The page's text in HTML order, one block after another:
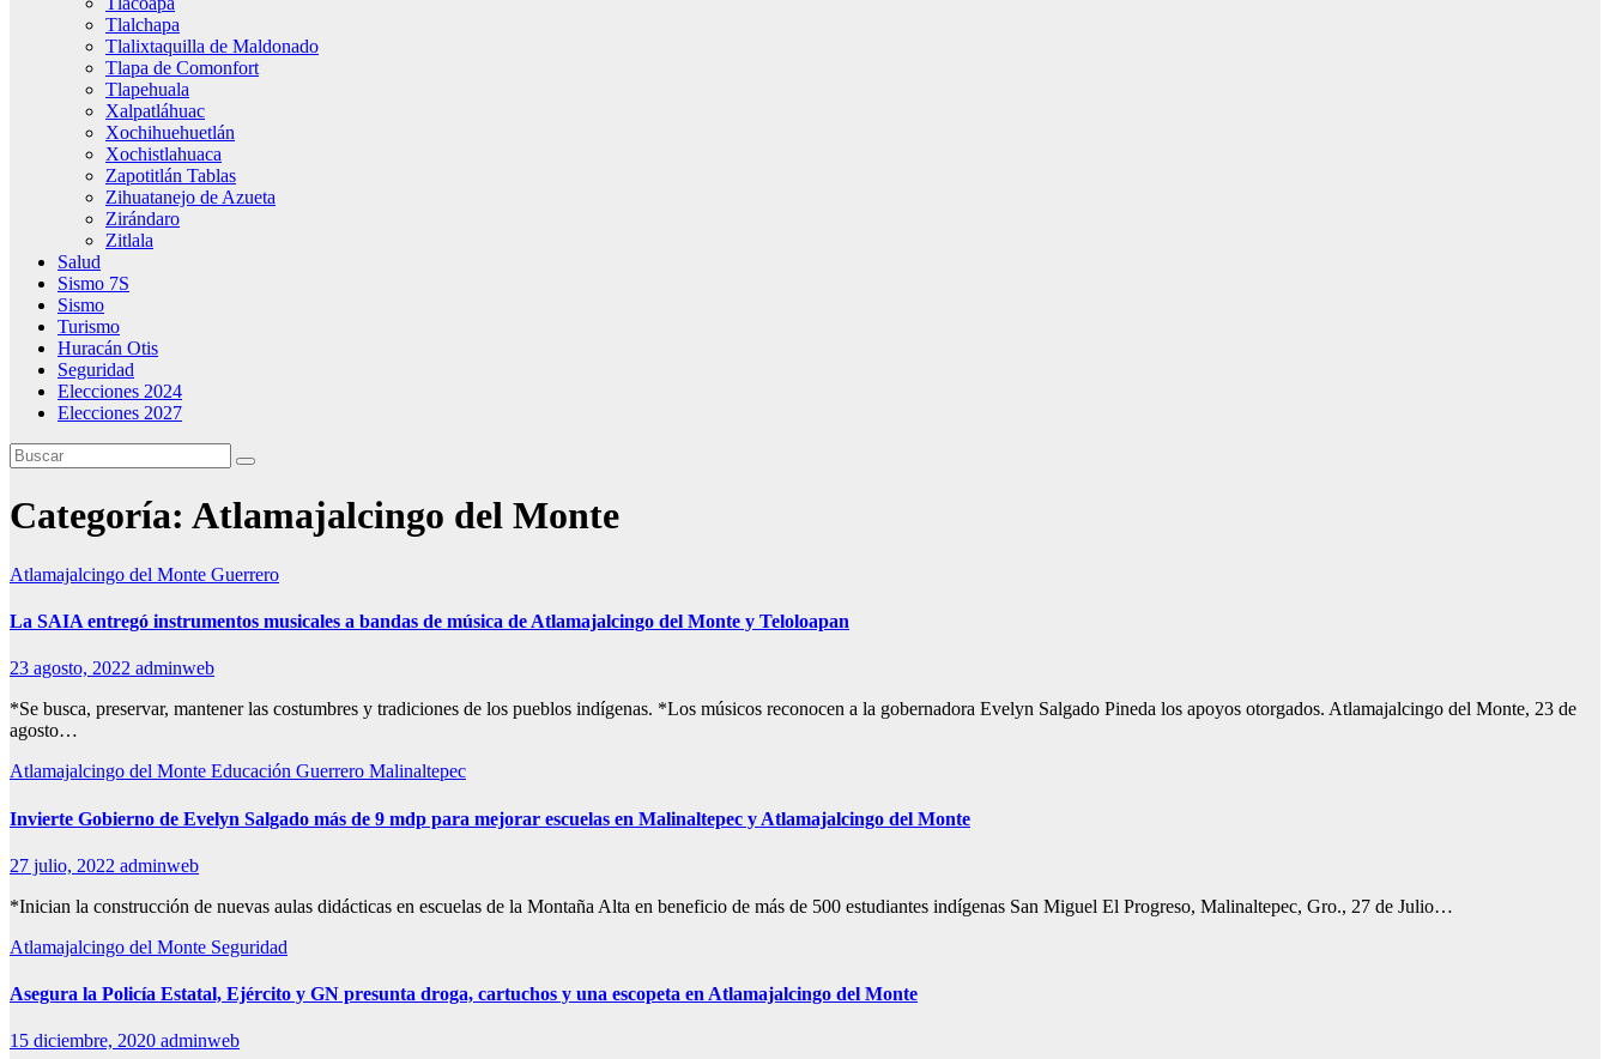
Tlalchapa
Tlalixtaquilla de Maldonado
Tlapa de Comonfort
Tlapehuala
Xalpatláhuac
Xochihuehuetlán
Xochistlahuaca
Zapotitlán Tablas
Zihuatanejo de Azueta
Zirándaro
Zitlala
Salud
Sismo 7S
Sismo
Turismo
Huracán Otis
Seguridad
Elecciones 2024
Elecciones 2027
Categoría: Atlamajalcingo del Monte
Atlamajalcingo del Monte Guerrero
La SAIA entregó instrumentos musicales a bandas de música de Atlamajalcingo del Monte y Teloloapan
23 agosto, 2022 adminweb
*Se busca, preservar, mantener las costumbres y tradiciones de los pueblos indígenas. *Los músicos reconocen a la gobernadora Evelyn Salgado Pineda los apoyos otorgados. Atlamajalcingo del Monte, 23 de
agosto…
Atlamajalcingo del Monte Educación Guerrero Malinaltepec
Invierte Gobierno de Evelyn Salgado más de 9 mdp para mejorar escuelas en Malinaltepec y Atlamajalcingo del Monte
27 julio, 2022 adminweb
*Inician la construcción de nuevas aulas didácticas en escuelas de la Montaña Alta en beneficio de más de 500 estudiantes indígenas San Miguel El Progreso, Malinaltepec, Gro., 27 de Julio…
Atlamajalcingo del Monte Seguridad
Asegura la Policía Estatal, Ejército y GN presunta droga, cartuchos y una escopeta en Atlamajalcingo del Monte
15 diciembre, 2020 adminweb